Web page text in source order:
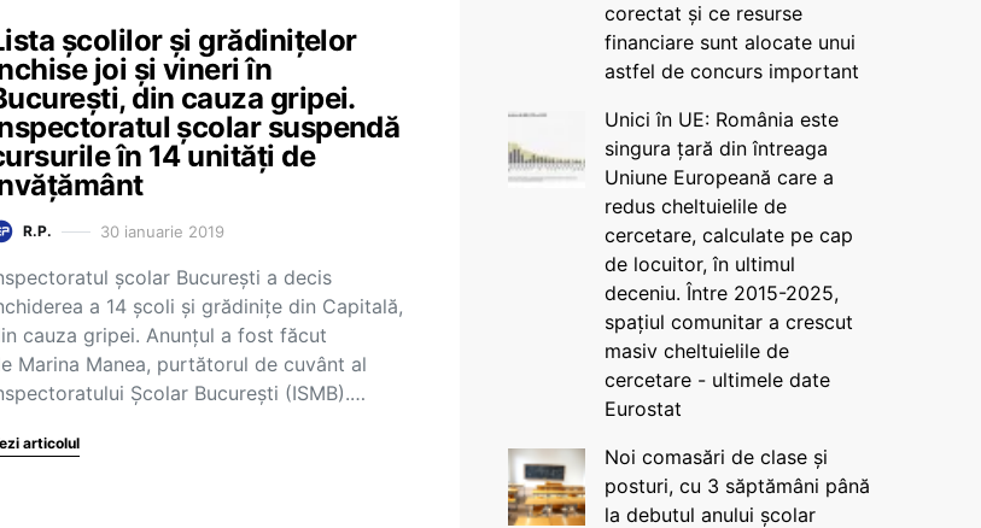
școlilor și grădinițelor
joi și vineri în
din cauza gripei.
școlar suspendă
în 14 unități de
R.P. 30 ianuarie 2019
școlar București a decis
a 14 școli și grădinițe din Capitală,
cauza gripei. Anunțul a fost făcut
Marina Manea, purtătorul de cuvânt al
Școlar București (ISMB).…
articolul
corectat și ce resurse
financiare sunt alocate unui
astfel de concurs important
Unici în UE: România este
singura țară din întreaga
Uniune Europeană care a
redus cheltuielile de
cercetare, calculate pe cap
de locuitor, în ultimul
deceniu. Între 2015-2025,
spațiul comunitar a crescut
masiv cheltuielile de
cercetare - ultimele date
Eurostat
Noi comasări de clase și
posturi, cu 3 săptămâni până
la debutul anului școlar